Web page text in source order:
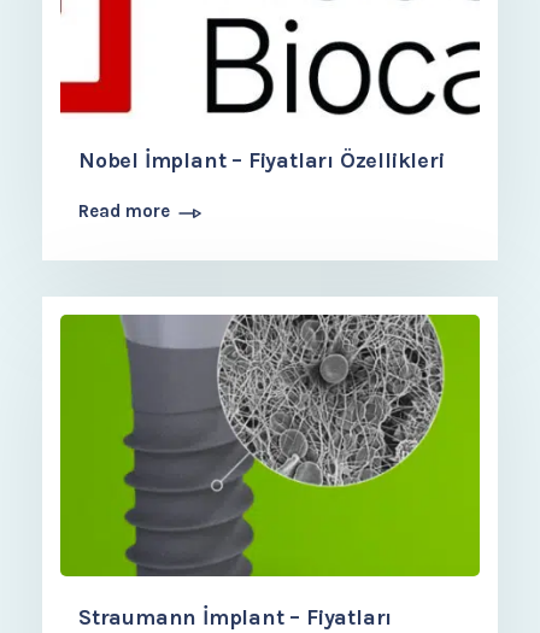
Nobel İmplant – Fiyatları Özellikleri
Read more
Straumann İmplant – Fiyatları